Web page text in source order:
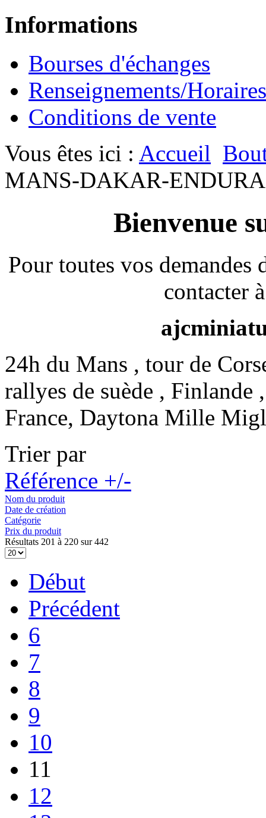
Informations
Bourses d'échanges
Renseignements/Horaires
Conditions de vente
Vous êtes ici : Accueil
MANS-DAKAR-
Bienvenue
Pour toutes vos
contacter
24h du Mans , tour de
rallyes de suède , Finlande
France, Daytona Mille
Trier par
Référence +/-
Nom du produit
Date de création
Catégorie
Prix du produit
Résultats 201 à 220 sur 442
Début
Précédent
6
7
8
9
10
11
12